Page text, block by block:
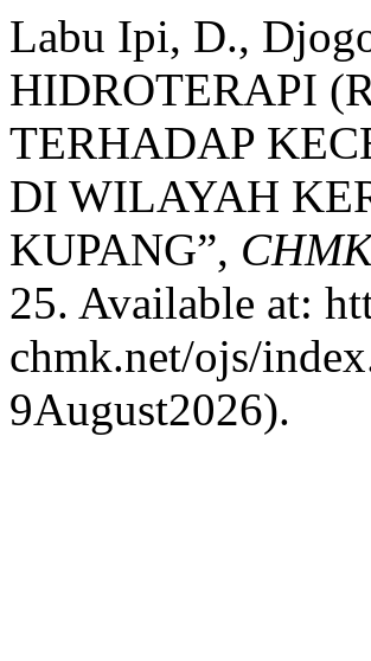
Labu Ipi, D.,
HIDROTERAPI
TERHADAP
DI WILAYAH
KUPANG”,
25. Available at:
chmk.net/ojs/
9August2026).